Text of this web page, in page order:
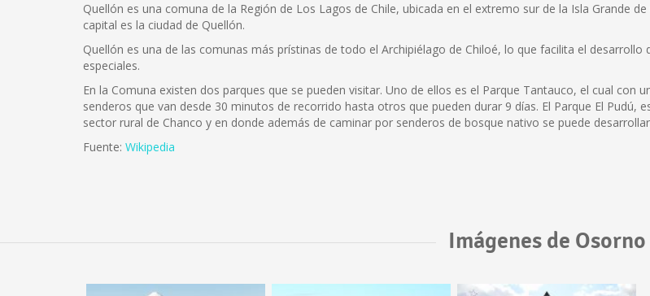
Quellón es una comuna de la Región de Los Lagos de Chile, ubicada en el extremo sur de la Isla Grande
capital es la ciudad de Quellón.
Quellón es una de las comunas más prístinas de todo el Archipiélago de Chiloé, lo que facilita el
especiales.
En la Comuna existen dos parques que se pueden visitar. Uno de ellos es el Parque Tantauco, el cual
senderos que van desde 30 minutos de recorrido hasta otros que pueden durar 9 días. El Parque El
sector rural de Chanco y en donde además de caminar por senderos de bosque nativo se puede
Fuente: Wikipedia
Imágenes de Osorno